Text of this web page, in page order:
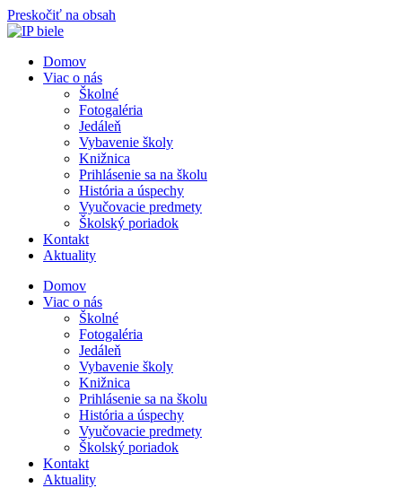
Preskočiť na obsah
Domov
Viac o nás
Školné
Fotogaléria
Jedáleň
Vybavenie školy
Knižnica
Prihlásenie sa na školu
História a úspechy
Vyučovacie predmety
Školský poriadok
Kontakt
Aktuality
Domov
Viac o nás
Školné
Fotogaléria
Jedáleň
Vybavenie školy
Knižnica
Prihlásenie sa na školu
História a úspechy
Vyučovacie predmety
Školský poriadok
Kontakt
Aktuality